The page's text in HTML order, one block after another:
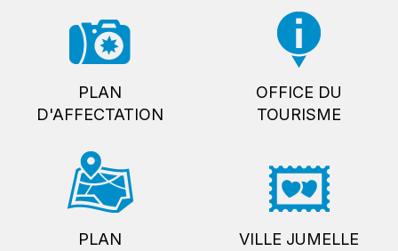
PLAN
D'AFFECTATION
OFFICE DU
TOURISME
PLAN
VILLE JUMELLE